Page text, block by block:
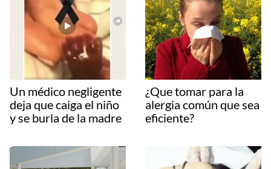
Un médico negligente
deja que caiga el niño
y se burla de la madre
¿Que tomar para la
alergia común que sea
eficiente?